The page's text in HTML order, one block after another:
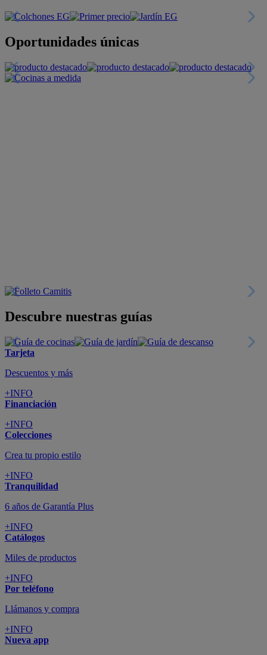
Oportunidades únicas
Descubre nuestras guías
Tarjeta
Descuentos y más
+INFO
Financiación
+INFO
Colecciones
Crea tu propio estilo
+INFO
Tranquilidad
6 años de Garantía Plus
+INFO
Catálogos
Miles de productos
+INFO
Por teléfono
Llámanos y compra
+INFO
Nueva app